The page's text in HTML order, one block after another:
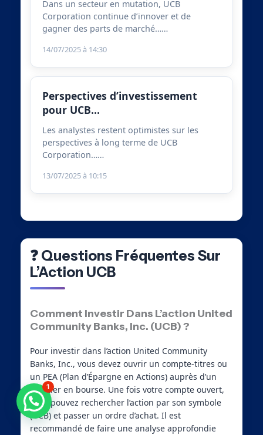
Dans un secteur en mutation, UCB
Corporation continue d’innover et de
gagner des parts de marché……
14/07/2025 à 14:30
Perspectives d’investissement
pour UCB…
Les analystes restent optimistes sur les
perspectives à long terme de UCB
Corporation……
13/07/2025 à 10:15
❓ Questions Fréquentes Sur
L’Action UCB
Comment Investir Dans L’action United
Community Banks, Inc. (UCB) ?
Pour investir dans l’action United Community
Banks, Inc., vous devez ouvrir un compte-titres ou
un PEA (Plan d’Épargne en Actions) auprès d’un
courtier en bourse. Une fois votre compte ouvert,
vous pouvez rechercher l’action par son symbole
(UCB) et passer un ordre d’achat. Il est
recommandé de faire une analyse approfondie
1